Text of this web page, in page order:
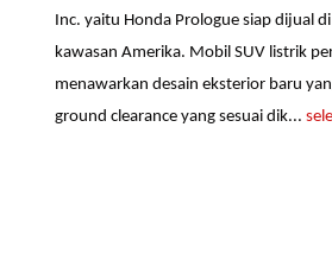
Inc. yaitu Honda Prologue siap dijual
kawasan Amerika. Mobil SUV listrik
menawarkan desain eksterior baru
ground clearance yang sesuai dik...